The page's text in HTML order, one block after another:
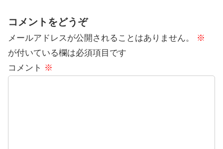
コメントをどうぞ
メールアドレスが公開されることはありません。
※
が付いている欄は必須項目です
コメント ※